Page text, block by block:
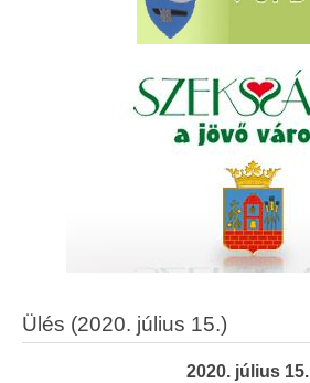
Ülés (2020. július 15.)
2020. július 15.